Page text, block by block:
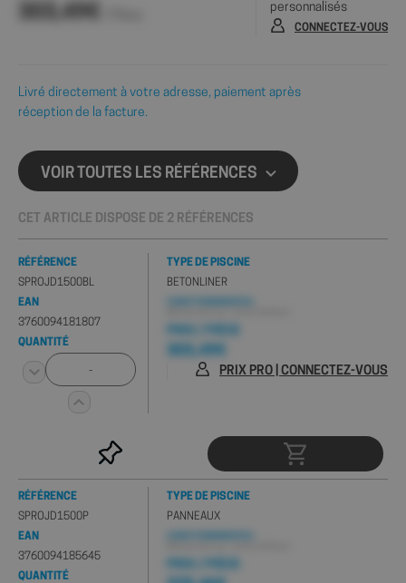
303,49€
personnalisés
CONNECTEZ-VOUS
Livré directement à votre adresse, paiement après
réception de la facture.
VOIR TOUTES LES RÉFÉRENCES
CET ARTICLE DISPOSE DE 2 RÉFÉRENCES
RÉFÉRENCE
SPROJD1500BL
EAN
3760094181807
QUANTITÉ
TYPE DE PISCINE
BETONLINER
PRIX / PIÈCE
303,49€
PRIX PRO | CONNECTEZ-VOUS
RÉFÉRENCE
SPROJD1500P
EAN
3760094185645
QUANTITÉ
TYPE DE PISCINE
PANNEAUX
PRIX / PIÈCE